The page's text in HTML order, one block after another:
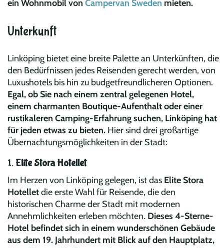
ein Wohnmobil von Campervan Sweden mieten.
Unterkunft
Linköping bietet eine breite Palette an Unterkünften, die
den Bedürfnissen jedes Reisenden gerecht werden, von
Luxushotels bis hin zu budgetfreundlicheren Optionen.
Egal, ob Sie nach einem zentral gelegenen Hotel,
einem charmanten Boutique-Aufenthalt oder einer
rustikaleren Camping-Erfahrung suchen, Linköping hat
für jeden etwas zu bieten. Hier sind drei großartige
Übernachtungsmöglichkeiten in der Stadt:
1. Elite Stora Hotellet
Im Herzen von Linköping gelegen, ist das Elite Stora
Hotelletdie erste Wahl für Reisende, die den
historischen Charme der Stadt mit modernen
Annehmlichkeiten erleben möchten. Dieses 4-Sterne-
Hotel befindet sich in einem wunderschönen Gebäude
aus dem 19. Jahrhundert mit Blick auf den Hauptplatz,